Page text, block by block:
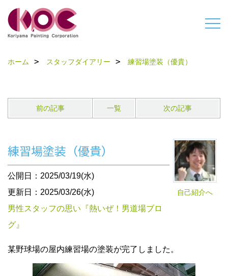
ホーム スタッフダイアリー 練習場塗装（優貴）
前の記事 一覧 次の記事
自己紹介へ
練習場塗装（優貴）
公開日：2025/03/19(水)
更新日：2025/03/26(水)
男性スタッフの思い『熱いぜ！男道場ブロ
グ』
某野球場の屋内練習場の塗装が完了しました。